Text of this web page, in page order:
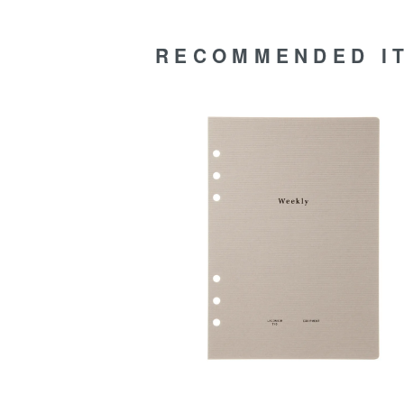
RECOMMENDED